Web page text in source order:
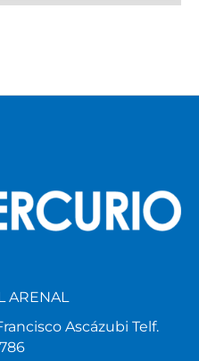
ARENAL
Ascázubi Telf.